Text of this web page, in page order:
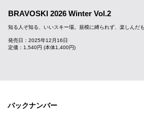
BRAVOSKI 2026 Winter Vol.2
知る人ぞ知る、いいスキー場。規模に縛られず、楽しんだ
発売日：2025年12月16日
定価：1,540円 (本体1,400円)
バックナンバー